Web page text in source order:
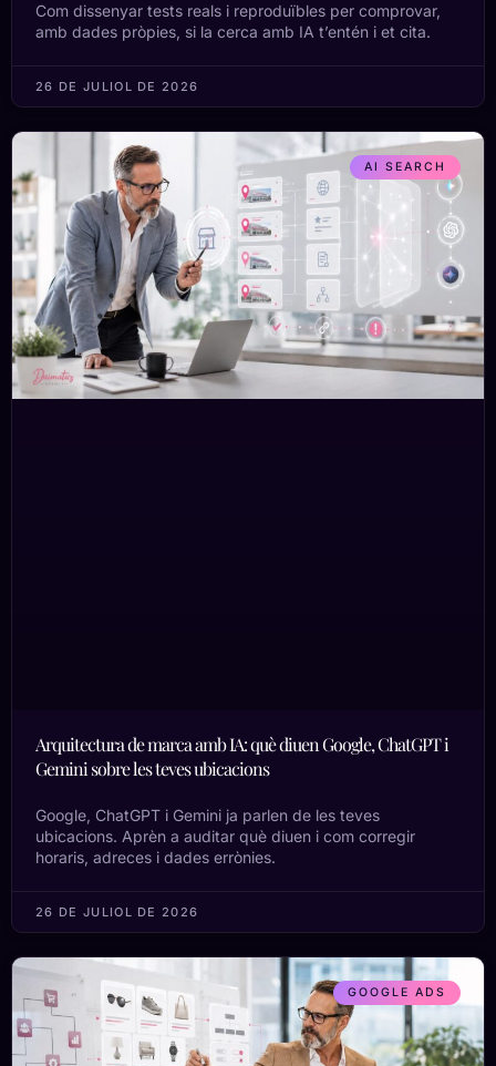
Com dissenyar tests reals i reproduïbles per comprovar,
amb dades pròpies, si la cerca amb IA t’entén i et cita.
26 DE JULIOL DE 2026
AI SEARCH
Arquitectura de marca amb IA: què diuen Google, ChatGPT i
Gemini sobre les teves ubicacions
Google, ChatGPT i Gemini ja parlen de les teves
ubicacions. Aprèn a auditar què diuen i com corregir
horaris, adreces i dades errònies.
26 DE JULIOL DE 2026
GOOGLE ADS